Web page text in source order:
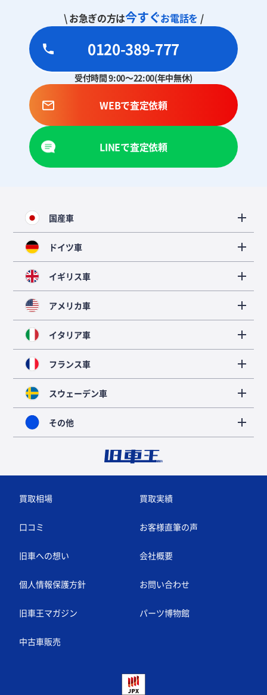
\ お急ぎの方は今すぐお電話を /
0120-389-777
受付時間 9:00～22:00(年中無休)
WEBで査定依頼
LINEで査定依頼
国産車
ドイツ車
イギリス車
アメリカ車
イタリア車
フランス車
スウェーデン車
その他
買取相場 買取実績
口コミ お客様直筆の声
旧車への想い 会社概要
個人情報保護方針 お問い合わせ
旧車王マガジン パーツ博物館
中古車販売